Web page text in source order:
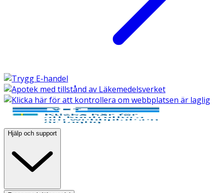
Hjälp och support